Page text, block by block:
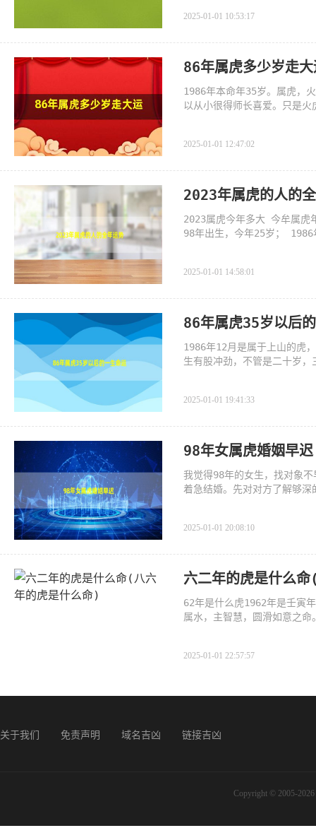
2025-01-01 10:53:17
86年属虎多少岁走
1986年本命年35岁。属虎，
以从小很得师长喜爱。只是
2025-01-01 12:47:02
2023年属虎的人的
2023属虎今年多大 今牟属
98年出生，今年25岁；
2025-01-01 14:58:01
86年属虎35岁以后
1986年12月是属于上山的虎
生有股冲劲，不管是二十岁
2025-01-01 19:41:33
98年女属虎婚姻早迟
我觉得98年的女生，找对象
着急结婚。先对对方了解够
2025-01-01 20:08:10
六二年的虎是什么
62年是什么虎1962年是壬寅
属水，主智慧，圆滑如意之
2025-01-01 22:57:57
关于我们 免责声明 域名吉凶 链接吉凶
Copyright © 2005-